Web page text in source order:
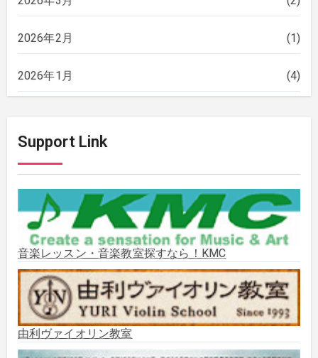
2026年2月 (1)
2026年1月 (4)
2025年11月
2025年10月 (2)
2025年9月 (3)
2025年8月 (5)
2025年7月 (3)
2025年6月 (1)
Support Link
音楽レッスン・音楽教室探すなら！KMC
由利ヴァイオリン教室